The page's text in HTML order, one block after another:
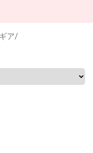
ア/